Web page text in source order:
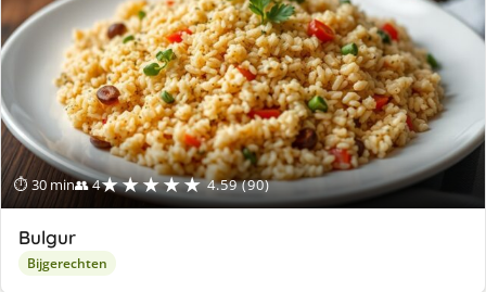
⏱ 30 min👥 4★★★★★ 4.59 (90)
Bulgur
Bijgerechten